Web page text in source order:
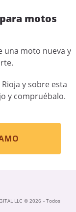
motos
una moto nueva y
y sobre esta
y compruébalo.
LLC © 2026 - Todos